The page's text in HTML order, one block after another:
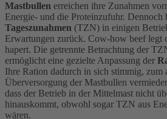
Mastbullen erreichen ihre Zunahmen
Energie- und die Proteinzufuhr. Dennoch
Tageszunahmen (TZN) in einigen
Erwartungen zurück. Cow-how beef legt
hapert. Die getrennte Betrachtung der
ermöglicht eine gezielte Anpassung der
Ihre Ration dadurch in sich stimmig, zum
Überversorgung der Mastbullen
dass der Betrieb in der Mittelmast nicht
hinauskommt, obwohl sogar TZN aus
wären.